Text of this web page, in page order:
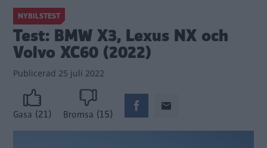
NYBILSTEST
Test: BMW X3, Lexus NX och
Volvo XC60 (2022)
Publicerad 25 juli 2022
Gasa (21) Bromsa (15)